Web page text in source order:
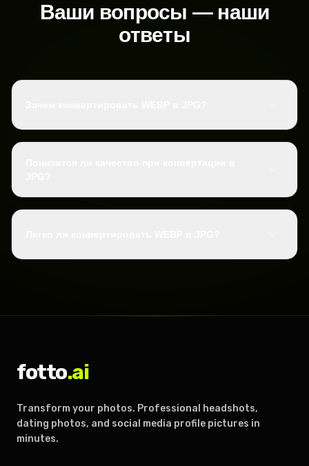
Ваши вопросы — наши
ответы
fotto.ai
Transform your photos. Professional headshots,
dating photos, and social media profile pictures in
minutes.